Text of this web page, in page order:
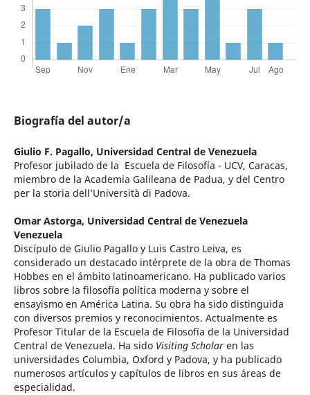
Biografía del autor/a
Giulio F. Pagallo, Universidad Central de Venezuela
Profesor jubilado de la Escuela de Filosofía - UCV, Caracas,
miembro de la Academia Galileana de Padua, y del Centro
per la storia dell’Università di Padova.
Omar Astorga, Universidad Central de Venezuela
Venezuela
Discípulo de Giulio Pagallo y Luis Castro Leiva, es
considerado un destacado intérprete de la obra de Thomas
Hobbes en el ámbito latinoamericano. Ha publicado varios
libros sobre la filosofía política moderna y sobre el
ensayismo en América Latina. Su obra ha sido distinguida
con diversos premios y reconocimientos. Actualmente es
Profesor Titular de la Escuela de Filosofía de la Universidad
Central de Venezuela. Ha sido Visiting Scholaren las
universidades Columbia, Oxford y Padova, y ha publicado
numerosos artículos y capítulos de libros en sus áreas de
especialidad.